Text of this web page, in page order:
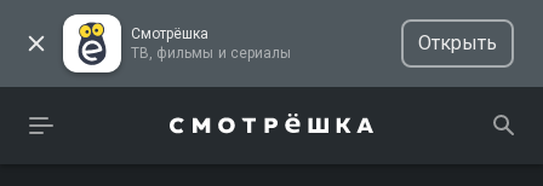
Смотрёшка
ТВ, фильмы и сериалы
Открыть